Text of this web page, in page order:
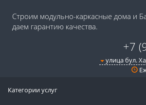
Строим модульно-каркасные дома и
даем гарантию качества.
+7
улица бул.
Категории услуг